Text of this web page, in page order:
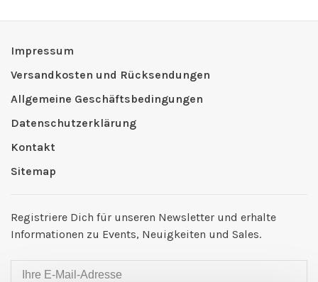
Impressum
Versandkosten und Rücksendungen
Allgemeine Geschäftsbedingungen
Datenschutzerklärung
Kontakt
Sitemap
Registriere Dich für unseren Newsletter und erhalte
Informationen zu Events, Neuigkeiten und Sales.